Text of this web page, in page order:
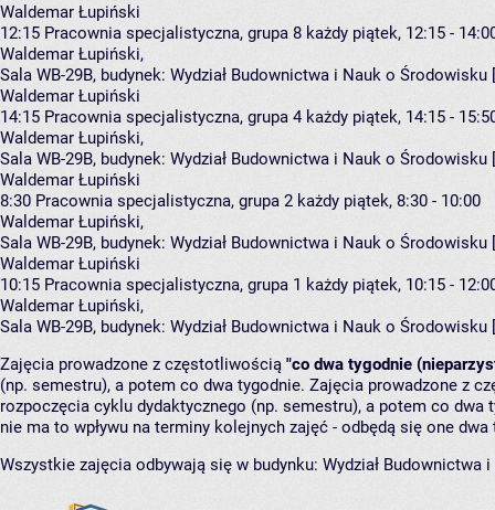
Waldemar Łupiński
12:15 Pracownia specjalistyczna, grupa 8 każdy piątek, 12:15 -
Waldemar Łupiński,
Sala WB-29B, budynek: Wydział Budownictwa i Nauk o Środowisku
Waldemar Łupiński
14:15 Pracownia specjalistyczna, grupa 4 każdy piątek, 14:15 -
Waldemar Łupiński,
Sala WB-29B, budynek: Wydział Budownictwa i Nauk o Środowisku
Waldemar Łupiński
8:30 Pracownia specjalistyczna, grupa 2 każdy piątek, 8:30 - 10:00
Waldemar Łupiński,
Sala WB-29B, budynek: Wydział Budownictwa i Nauk o Środowisku
Waldemar Łupiński
10:15 Pracownia specjalistyczna, grupa 1 każdy piątek, 10:15 -
Waldemar Łupiński,
Sala WB-29B, budynek: Wydział Budownictwa i Nauk o Środowisku
Zajęcia prowadzone z częstotliwością "co dwa tygodnie
(np. semestru), a potem co dwa tygodnie. Zajęcia prowadzone z
rozpoczęcia cyklu dydaktycznego (np. semestru), a potem co
nie ma to wpływu na terminy kolejnych zajęć - odbędą się one
Wszystkie zajęcia odbywają się w budynku: Wydział Budownictwa